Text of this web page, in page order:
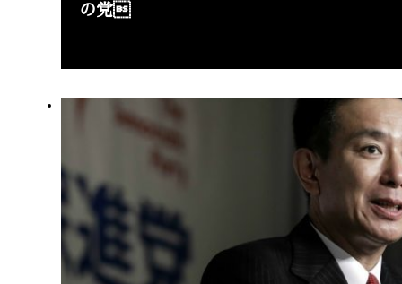
の党